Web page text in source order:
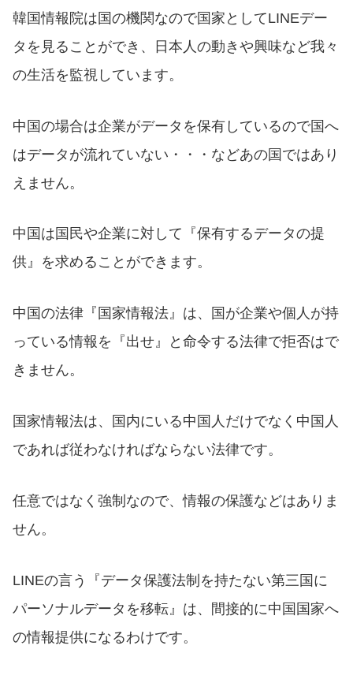
韓国情報院は国の機関なので国家としてLINEデー
タを見ることができ、日本人の動きや興味など我々
の生活を監視しています。
中国の場合は企業がデータを保有しているので国へ
はデータが流れていない・・・などあの国ではあり
えません。
中国は国民や企業に対して『保有するデータの提
供』を求めることができます。
中国の法律『国家情報法』は、国が企業や個人が持
っている情報を『出せ』と命令する法律で拒否はで
きません。
国家情報法は、国内にいる中国人だけでなく中国人
であれば従わなければならない法律です。
任意ではなく強制なので、情報の保護などはありま
せん。
LINEの言う『データ保護法制を持たない第三国に
パーソナルデータを移転』は、間接的に中国国家へ
の情報提供になるわけです。